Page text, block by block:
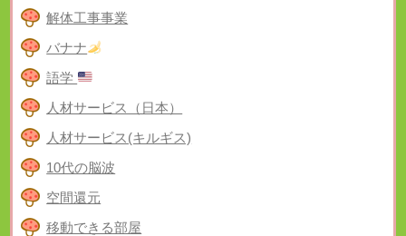
解体工事事業
バナナ
語学
人材サービス（日本）
人材サービス(キルギス)
10代の脳波
空間還元
移動できる部屋